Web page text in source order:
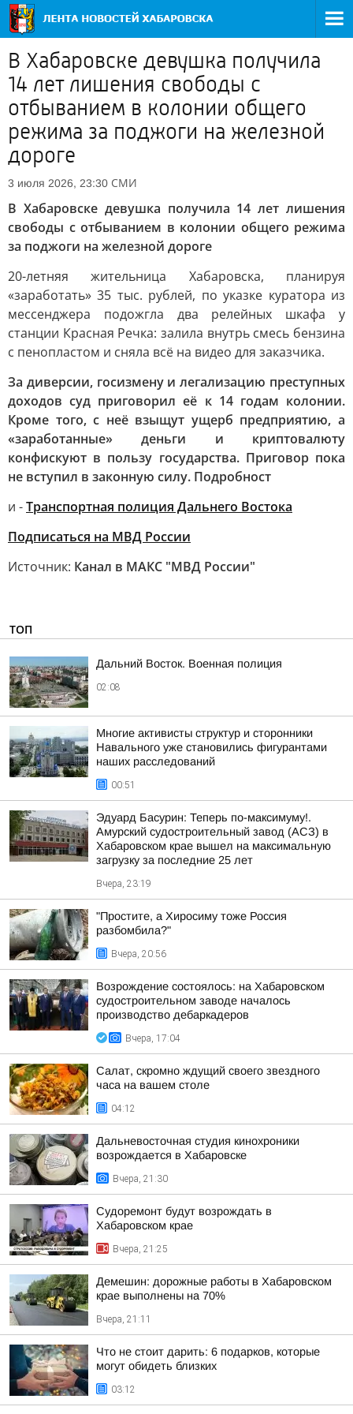
В Хабаровске девушка получила
14 лет лишения свободы с
отбыванием в колонии общего
режима за поджоги на железной
дороге
3 июля 2026, 23:30 СМИ
В Хабаровске девушка получила 14 лет лишения
свободы с отбыванием в колонии общего режима
за поджоги на железной дороге
20-летняя жительница Хабаровска, планируя
«заработать» 35 тыс. рублей, по указке куратора из
мессенджера подожгла два релейных шкафа у
станции Красная Речка: залила внутрь смесь бензина
с пенопластом и сняла всё на видео для заказчика.
За диверсии, госизмену и легализацию преступных
доходов суд приговорил её к 14 годам колонии.
Кроме того, с неё взыщут ущерб предприятию, а
«заработанные» деньги и криптовалюту
конфискуют в пользу государства. Приговор пока
не вступил в законную силу. Подробност
и -Транспортная полиция Дальнего Востока
Подписаться на МВД России
Источник: Канал в МАКС "МВД России"
ТОП
Дальний Восток. Военная полиция
02:08
Многие активисты структур и сторонники
Навального уже становились фигурантами
наших расследований
00:51
Эдуард Басурин: Теперь по-максимуму!.
Амурский судостроительный завод (АСЗ) в
Хабаровском крае вышел на максимальную
загрузку за последние 25 лет
Вчера, 23:19
"Простите, а Хиросиму тоже Россия
разбомбила?"
Вчера, 20:56
Возрождение состоялось: на Хабаровском
судостроительном заводе началось
производство дебаркадеров
Вчера, 17:04
Салат, скромно ждущий своего звездного
часа на вашем столе
04:12
Дальневосточная студия кинохроники
возрождается в Хабаровске
Вчера, 21:30
Судоремонт будут возрождать в
Хабаровском крае
Вчера, 21:25
Демешин: дорожные работы в Хабаровском
крае выполнены на 70%
Вчера, 21:11
Что не стоит дарить: 6 подарков, которые
могут обидеть близких
03:12